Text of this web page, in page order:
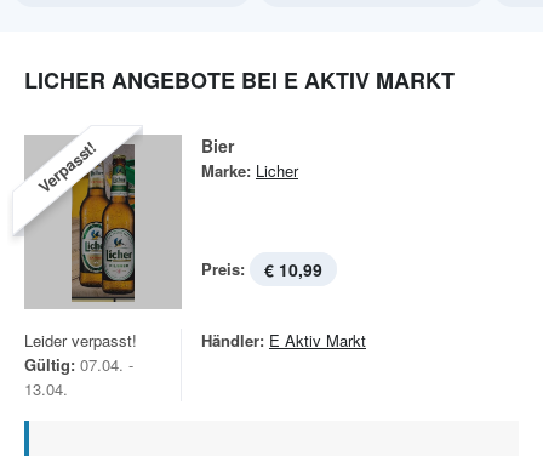
LICHER ANGEBOTE BEI E AKTIV MARKT
Verpasst! Bier
Marke: Licher
Preis: € 10,99
Leider verpasst!
Gültig: 07.04. -
13.04.
Händler: E Aktiv Markt